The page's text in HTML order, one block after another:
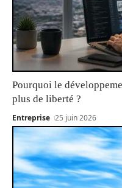
Pourquoi le
plus de liberté ?
Entreprise 25 juin 2026